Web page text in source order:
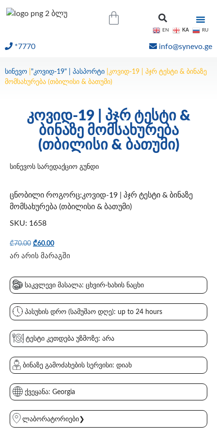
*7770 info@synevo.ge
სინევო "კოვიდ-19" | პასპორტი კოვიდ-19 | პჯრ ტესტი & ბინაზე
მომსახურება (თბილისი & ბათუმი)
კოვიდ-19 | პჯრ ტესტი &
ბინაზე მომსახურება
(თბილისი & ბათუმი)
სინევოს სარედაქციო გუნდი
ცნობილი როგორც:კოვიდ-19 | პჯრ ტესტი & ბინაზე
მომსახურება (თბილისი & ბათუმი)
SKU: 1658
₾70.00 ₾60.00
არ არის მარაგში
საკვლევი მასალა: ცხვირ-ხახის ნაცხი
პასუხის დრო (სამუშაო დღე): up to 24 hours
ტესტი კეთდება უზმოზე: არა
ბინაზე გამოძახების სერვისი: დიახ
ქვეყანა: Georgia
ლაბორატორიები❯
EN KA RU